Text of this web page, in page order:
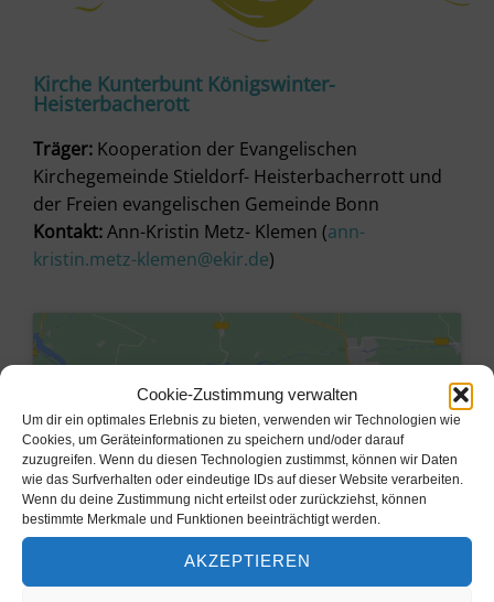
Cookie-Zustimmung verwalten
Um dir ein optimales Erlebnis zu bieten, verwenden wir Technologien wie
Cookies, um Geräteinformationen zu speichern und/oder darauf
zuzugreifen. Wenn du diesen Technologien zustimmst, können wir Daten
wie das Surfverhalten oder eindeutige IDs auf dieser Website verarbeiten.
Wenn du deine Zustimmung nicht erteilst oder zurückziehst, können
bestimmte Merkmale und Funktionen beeinträchtigt werden.
AKZEPTIEREN
Kirche Kunterbunt Königswinter-
Heisterbacherott
Träger: Kooperation der Evangelischen
Kirchegemeinde Stieldorf- Heisterbacherrott und
der Freien evangelischen Gemeinde Bonn
Kontakt:Ann-Kristin Metz- Klemen (ann-
kristin.metz-klemen@ekir.de)
Klicke hier, um Marketing-Cookies